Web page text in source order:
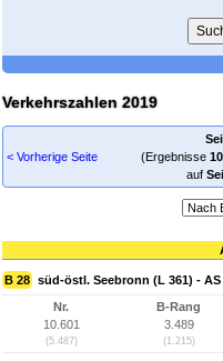
Verkehrszahlen 2019
< Vorherige Seite
(Ergebnisse
auf
B 28 süd-östl. Seebronn (L 361) -
Nr.
10.601
(5.487)
B-Rang
3.489
(1.215)